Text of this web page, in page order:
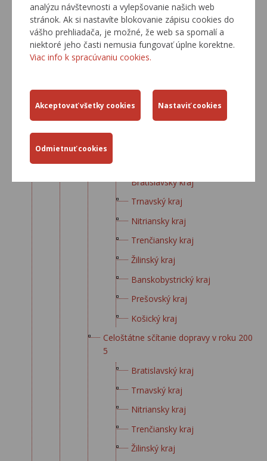
analýzu návštevnosti a vylepšovanie našich web
stránok. Ak si nastavíte blokovanie zápisu cookies do
vášho prehliadača, je možné, že web sa spomalí a
niektoré jeho časti nemusia fungovať úplne korektne.
Viac info k spracúvaniu cookies.
Trnavský kraj
Nitriansky kraj
Trenčiansky kraj
Banskobystrický kraj
Prešovský kraj
Celoštátny smerový dopravný priesku
m vonkajšej dopravy v SR rok 2007
Bratislavský kraj
Trnavský kraj
Nitriansky kraj
Trenčiansky kraj
Žilinský kraj
Banskobystrický kraj
Prešovský kraj
Košický kraj
Celoštátne sčítanie dopravy v roku 200
5
Bratislavský kraj
Trnavský kraj
Nitriansky kraj
Trenčiansky kraj
Žilinský kraj